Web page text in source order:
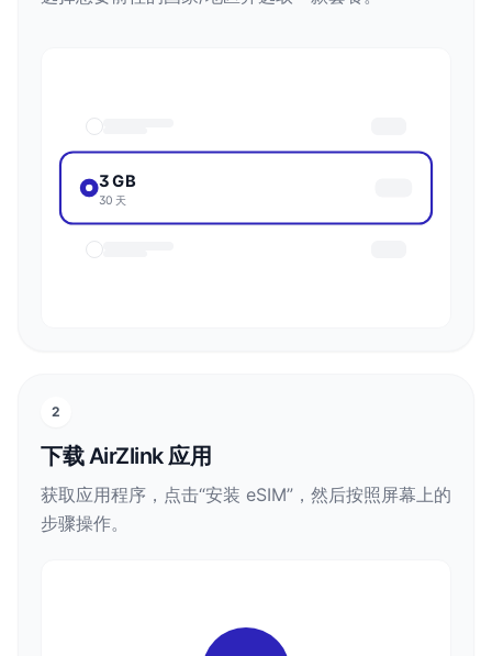
3 GB
30 天
2
下载 AirZlink 应用
获取应用程序，点击“安装 eSIM”，然后按照屏幕上的
步骤操作。